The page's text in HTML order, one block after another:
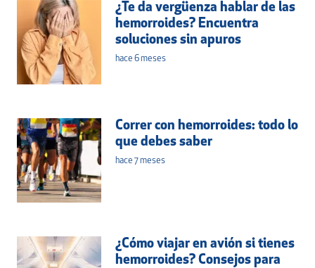
¿Te da vergüenza hablar de las
hemorroides? Encuentra
soluciones sin apuros
hace 6 meses
Correr con hemorroides: todo lo
que debes saber
hace 7 meses
¿Cómo viajar en avión si tienes
hemorroides? Consejos para